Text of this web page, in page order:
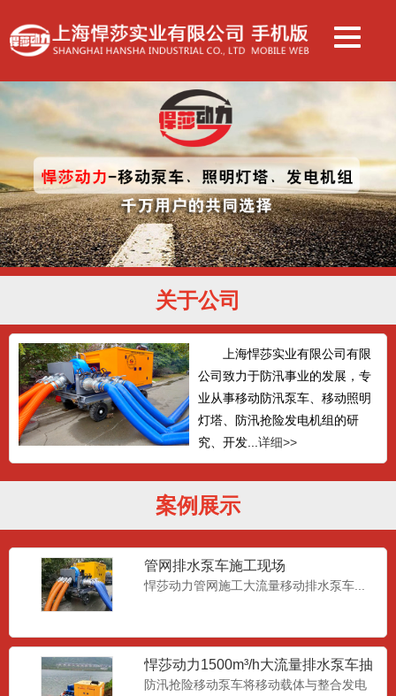
关于公司
上海悍莎实业有限公司有限
公司致力于防汛事业的发展，专
业从事移动防汛泵车、移动照明
灯塔、防汛抢险发电机组的研
究、开发...详细>>
案例展示
管网排水泵车施工现场
悍莎动力管网施工大流量移动排水泵车...
悍莎动力1500m³/h大流量排水泵车抽
水现场
防汛抢险移动泵车将移动载体与整合发电